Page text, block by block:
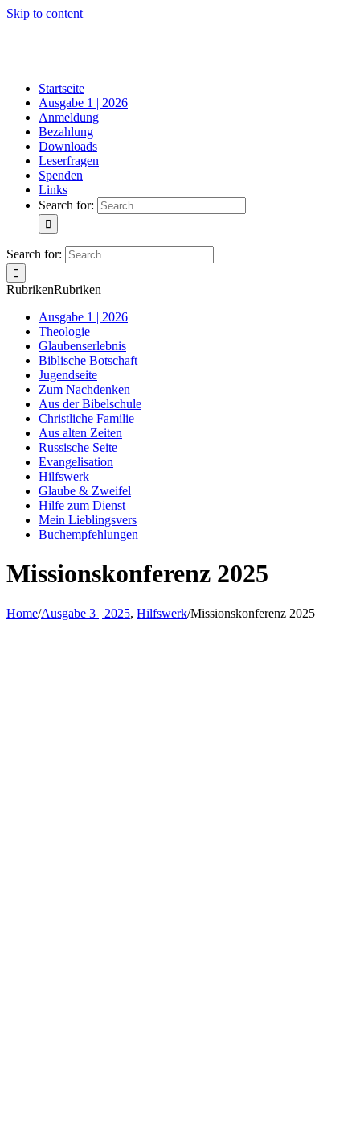
Skip to content
Startseite
Ausgabe 1 | 2026
Anmeldung
Bezahlung
Downloads
Leserfragen
Spenden
Links
Search for:
Search for:
RubrikenRubriken
Ausgabe 1 | 2026
Theologie
Glaubenserlebnis
Biblische Botschaft
Jugendseite
Zum Nachdenken
Aus der Bibelschule
Christliche Familie
Aus alten Zeiten
Russische Seite
Evangelisation
Hilfswerk
Glaube & Zweifel
Hilfe zum Dienst
Mein Lieblingsvers
Buchempfehlungen
Missionskonferenz 2025
Home/Ausgabe 3 | 2025, Hilfswerk/Missionskonferenz 2025